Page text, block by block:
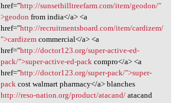
href="http://sunsethilltreefarm.com/item/geodon/"
>geodon from india</a> <a
href="http://recruitmentsboard.com/item/cardizem/
">cardizemcommercial</a> <a
href="http://doctor123.org/super-active-ed-
pack/">super-active-ed-pack compro</a> <a
href="http://doctor123.org/super-pack/">super-
pack cost walmart pharmacy</a> blanches
http://reso-nation.org/product/atacand/atacand